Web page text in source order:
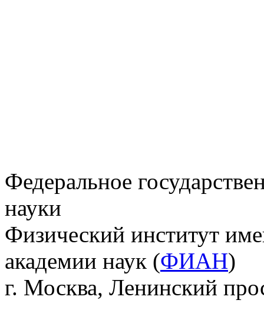
Федеральное
науки
Физический институт
академии наук (ФИАН)
г. Москва, Ленинский